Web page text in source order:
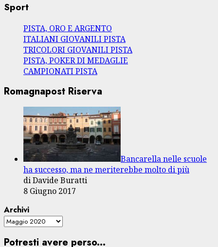
Sport
PISTA, ORO E ARGENTO
ITALIANI GIOVANILI PISTA
TRICOLORI GIOVANILI PISTA
PISTA, POKER DI MEDAGLIE
CAMPIONATI PISTA
Romagnapost Riserva
Bancarella nelle scuole
ha successo, ma ne meriterebbe molto di più
di Davide Buratti
8 Giugno 2017
Archivi
Potresti avere perso...